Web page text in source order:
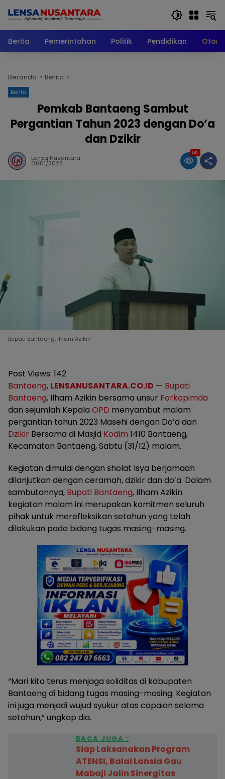
Berita
Pemerintahan Politik Pendidikan
Beranda Berita
Berita
Pemkab Bantaeng Sambut
Pergantian Tahun 2023 dengan Do’a
dan Dzikir
Lensa Nusantara
01/01/2023
142
Bupati Bantaeng, Ilham Azikin
Post Views: 142
Bantaeng, LENSANUSANTARA.CO.ID — Bupati
Bantaeng, Ilham Azikin bersama unsur Forkopimda
dan sejumlah Kepala OPD menyambut malam
pergantian tahun 2023 Masehi dengan Do’a dan
Dzikir Bersama di Masjid Kodim 1410 Bantaeng,
Kecamatan Bantaeng, Sabtu (31/12) malam.
Kegiatan dimulai dengan sholat Isya berjamaah
dilanjutkan dengan ceramah, dzikir dan do’a. Dalam
sambutannya, Bupati Bantaeng, Ilham Azikin
kegiatan malam ini merupakan komitmen seluruh
pihak untuk merefleksikan setahun yang telah
dilakukan pada bidang tugas masing-masing.
“Mari kita terus menjaga soliditas di kabupaten
Bantaeng di bidang tugas masing-masing. Kegiatan
ini juga menjadi wujud syukur atas capaian selama
setahun,” ungkap dia.
BACA JUGA :
Siap Laksanakan Program
ATENSI, Balai Lansia Gau
Mabaji Jalin Sinergitas